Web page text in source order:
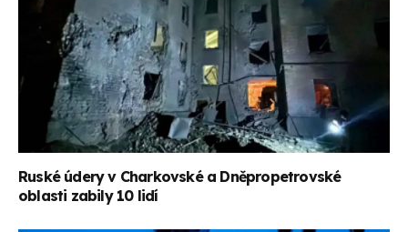
Ruské údery v Charkovské a Dněpropetrovské
oblasti zabily 10 lidí